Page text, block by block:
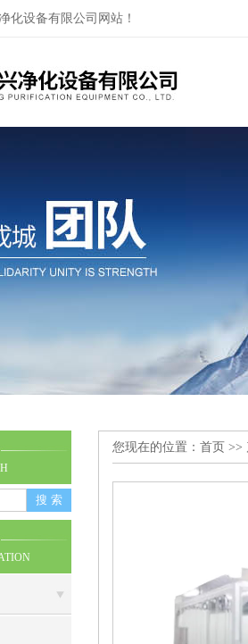
化设备有限公司网站！
您现在的位置： 首页 >>